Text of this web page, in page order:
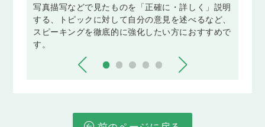
Lesson 31
映画２
ます。
「季節」をテーマに語彙・フレーズを学習
し、それらを使って講師と会話の練習を行い
写真描写などで見たものを「正確に・詳しく」説明
する、トピックに対して自分の意見を述べるなど、
スピーキングを徹底的に強化したい方におすすめで
す。